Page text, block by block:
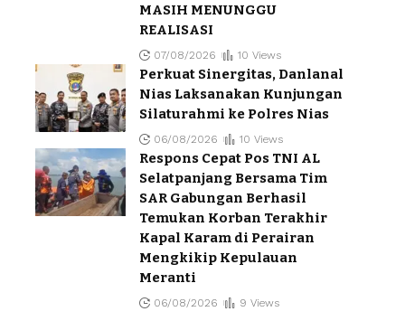
MASIH MENUNGGU
REALISASI
07/08/2026 10 Views
Perkuat Sinergitas, Danlanal
Nias Laksanakan Kunjungan
Silaturahmi ke Polres Nias
06/08/2026 10 Views
Respons Cepat Pos TNI AL
Selatpanjang Bersama Tim
SAR Gabungan Berhasil
Temukan Korban Terakhir
Kapal Karam di Perairan
Mengkikip Kepulauan
Meranti
06/08/2026 9 Views